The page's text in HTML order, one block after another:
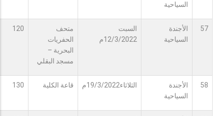
السياحية
57
الأجندة
السياحية
السبت
12/3/2022م
متحف
الحفريات
البحرية –
مسجد البقلي
120
58
الأجندة
السياحية
الثلاثاء19/3/2022م قاعة الكلية 130